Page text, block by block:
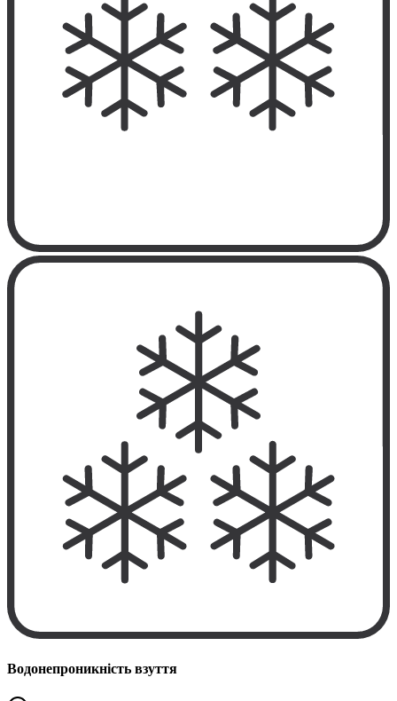
Водонепроникність взуття